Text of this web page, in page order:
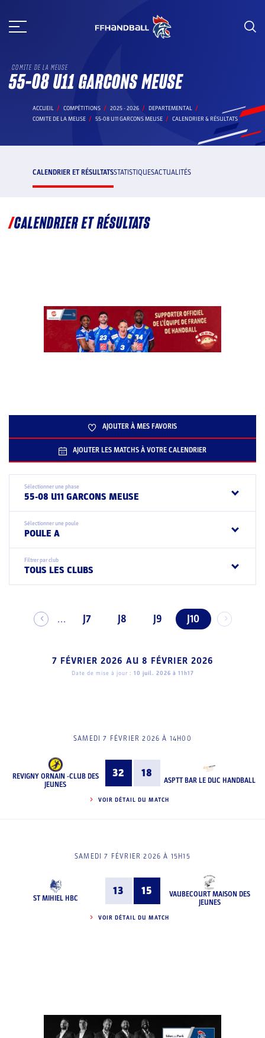
au
COMITE DE LA MEUSE
55-08 U11 GARCONS MEUSE
ACCUEIL COMPÉTITIONS 2025 - 2026
DEPARTEMENTAL
COMITE DE LA MEUSE
55-08 U11 GARCONS MEUSE CALENDRIER & RÉSULTATS
CALENDRIER ET RÉSULTATSSTATISTIQUESACTUALITÉS
CALENDRIER ET RÉSULTATS
AJOUTER À MES FAVORIS
AJOUTER LES MATCHS À VOTRE CALENDRIER
Sélectionner une phase
55-08 U11 GARCONS MEUSE
Sélectionner une poule
POULE A
Filtrer par club
TOUS LES CLUBS
... J7 J8 J9 J10
7 FÉVRIER 2026 AU 8 FÉVRIER 2026
Date de mise à jour : 10 juil. 2026 à 11h17
SAMEDI 7 FÉVRIER 2026 À 14H00
REVIGNY ORNAIN -CLUB DES
JEUNES
32 18
ASPTT BAR LE DUC HANDBALL
VOIR DÉTAIL DU MATCH
SAMEDI 7 FÉVRIER 2026 À 15H15
ST MIHIEL HBC
13 15
VAUBECOURT MAISON DES
JEUNES
VOIR DÉTAIL DU MATCH